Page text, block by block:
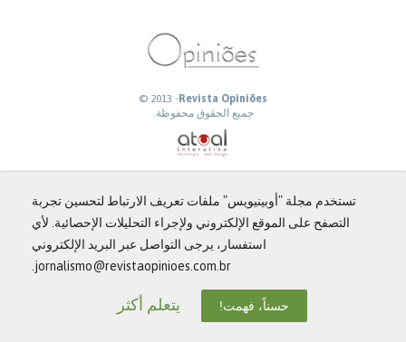
© 2013 -Revista Opiniões
جميع الحقوق محفوظة.
تستخدم مجلة "أوبينيويس" ملفات تعريف الارتباط لتحسين تجربة
التصفح على الموقع الإلكتروني ولإجراء التحليلات الإحصائية. لأي
استفسار، يرجى التواصل عبر البريد الإلكتروني
jornalismo@revistaopinioes.com.br.
يتعلم أكثر حسناً، فهمت!